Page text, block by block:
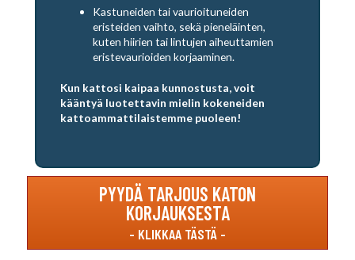
Kastuneiden tai vaurioituneiden
eristeiden vaihto, sekä pieneläinten,
kuten hiirien tai lintujen aiheuttamien
eristevaurioiden korjaaminen.
Kun kattosi kaipaa kunnostusta, voit
kääntyä luotettavin mielin kokeneiden
kattoammattilaistemme puoleen!
PYYDÄ TARJOUS KATON
KORJAUKSESTA